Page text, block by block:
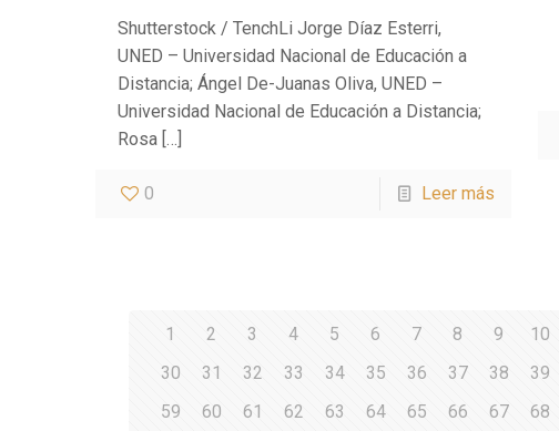
Shutterstock / TenchLi Jorge Díaz Esterri,
UNED – Universidad Nacional de Educación a
Distancia; Ángel De-Juanas Oliva, UNED –
Universidad Nacional de Educación a Distancia;
Rosa […]
0 Leer más
1 2 3 4 5 6 7 8 9 10
30
31 32 33 34 35 36 37 38 39
59
60 61 62 63 64 65 66 67 68